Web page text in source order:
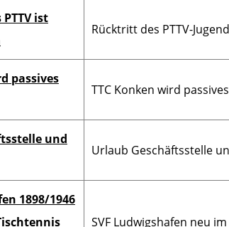
ist
Rücktritt des PTTV-
passives
TTC Konken wird
und
Urlaub Geschäftsstelle
1898/1946
SVF Ludwigshafen neu im